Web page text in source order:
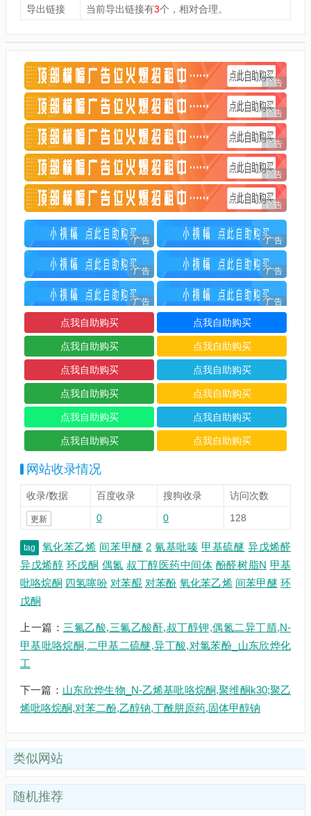
导出链接
当前导出链接有3个，相对合理。
网站收录情况
收录/数据 百度收录 搜狗收录 访问次数
更新 0 0 128
tag 氧化苯乙烯 间苯甲醚 2 氰基吡嗪 甲基硫醚 异戊烯醛
异戊烯醇 环戊酮 偶氮 叔丁醇医药中间体 酚醛树脂N 甲基
吡咯烷酮 四氢噻吩 对苯醌 对苯酚 氧化苯乙烯 间苯甲醚 环
戊酮
上一篇： 三氟乙酸,三氟乙酸酐,叔丁醇钾,偶氮二异丁腈,N-
甲基吡咯烷酮,二甲基二硫醚,异丁酸,对氯苯酚_山东欣烨化
工
下一篇： 山东欣烨生物_N-乙烯基吡咯烷酮,聚维酮k30;聚乙
烯吡咯烷酮,对苯二酚,乙醇钠,丁酰肼原药,固体甲醇钠
类似网站
随机推荐